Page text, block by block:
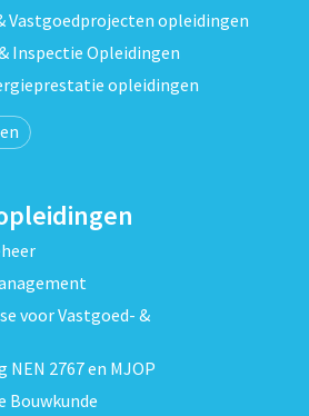
opleidingen
Inspectie Opleidingen
opleidingen
voor Vastgoed- &
2767 en MJOP
Bouwkunde